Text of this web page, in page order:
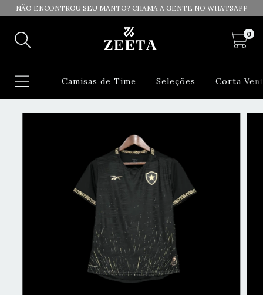
NÃO ENCONTROU SEU MANTO? CHAMA A GENTE NO WHATSAPP
0
Camisas de Time Seleções Corta